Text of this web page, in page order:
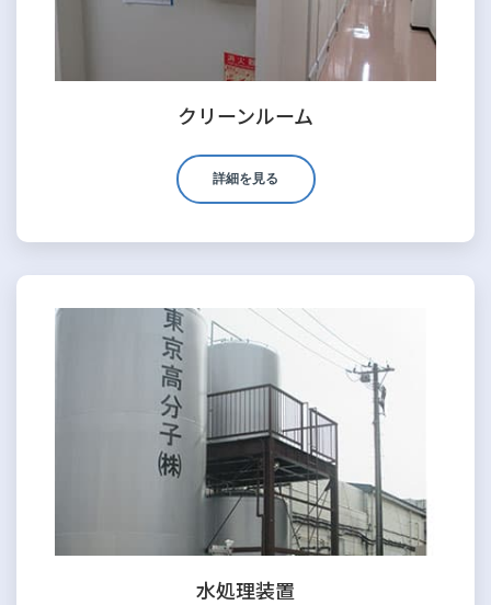
クリーンルーム
詳細を見る
水処理装置